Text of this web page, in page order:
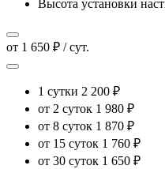
Высота установки
от 1 650 ₽ / сут.
1 сутки 2 200 ₽
от 2 суток 1 980 ₽
от 8 суток 1 870 ₽
от 15 суток 1 760 ₽
от 30 суток 1 650 ₽